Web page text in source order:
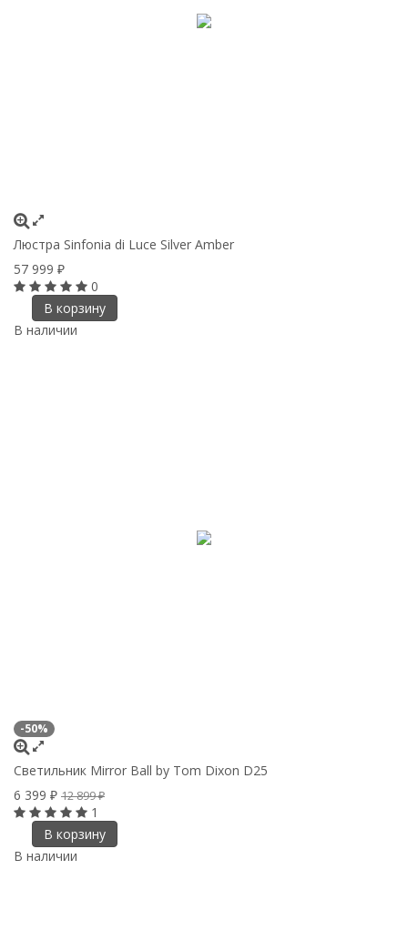
Люстра Sinfonia di Luce Silver Amber
57 999 ₽
0
В корзину
В наличии
-50%
Светильник Mirror Ball by Tom Dixon D25
6 399 ₽ 12 899₽
1
В корзину
В наличии